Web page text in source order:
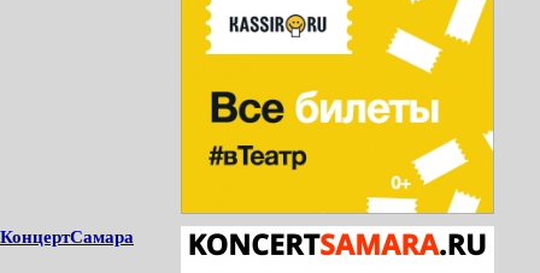
КонцертСамара